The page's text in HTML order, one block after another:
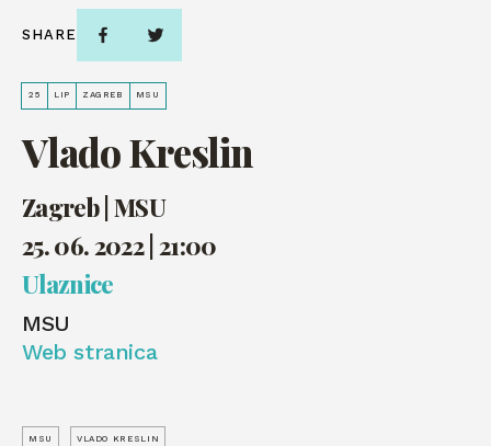
25 LIP ZAGREB MSU
Vlado Kreslin
Zagreb | MSU
25. 06. 2022 | 21:00
Ulaznice
MSU
Web stranica
SHARE
MSU VLADO KRESLIN